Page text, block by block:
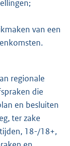
van een
regionale
die
en besluiten
ter zake
18-/18+,